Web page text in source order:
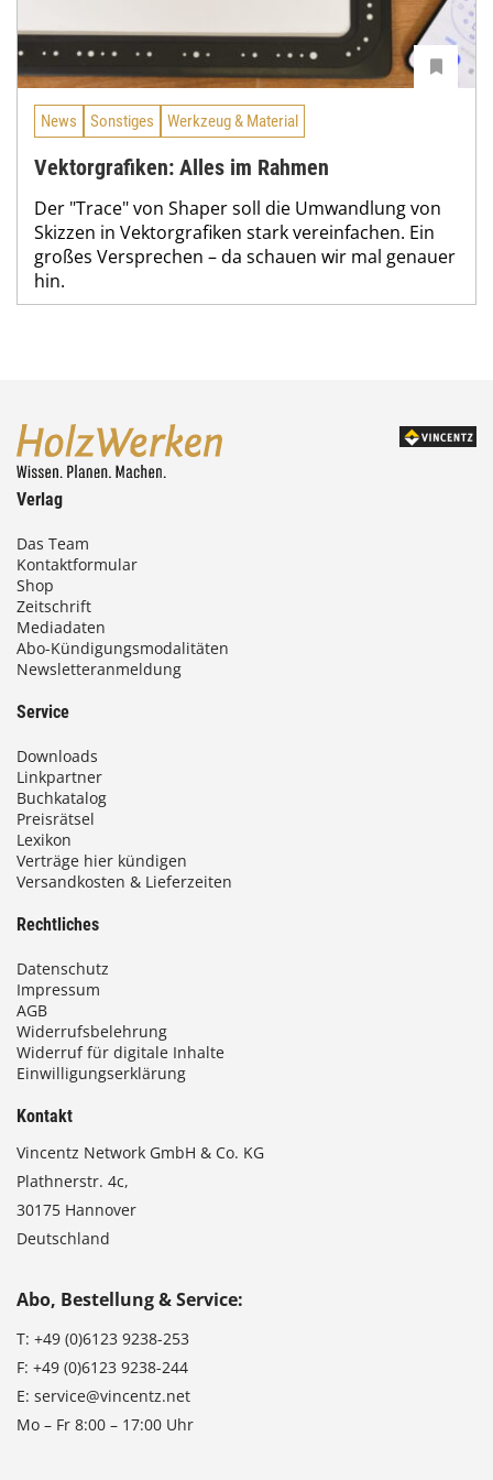
News Sonstiges Werkzeug & Material
Vektorgrafiken: Alles im Rahmen
Der "Trace" von Shaper soll die Umwandlung von
Skizzen in Vektorgrafiken stark vereinfachen. Ein
großes Versprechen – da schauen wir mal genauer
hin.
Verlag
Das Team
Kontaktformular
Shop
Zeitschrift
Mediadaten
Abo-Kündigungsmodalitäten
Newsletteranmeldung
Service
Downloads
Linkpartner
Buchkatalog
Preisrätsel
Lexikon
Verträge hier kündigen
Versandkosten & Lieferzeiten
Rechtliches
Datenschutz
Impressum
AGB
Widerrufsbelehrung
Widerruf für digitale Inhalte
Einwilligungserklärung
Kontakt
Vincentz Network GmbH & Co. KG
Plathnerstr. 4c,
30175 Hannover
Deutschland
Abo, Bestellung & Service:
T: +49 (0)6123 9238-253
F: +49 (0)6123 9238-244
E: service@vincentz.net
Mo – Fr 8:00 – 17:00 Uhr